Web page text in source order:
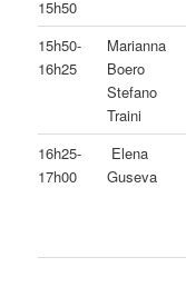
15h50
15h50-
16h25
Marianna
Boero
Stefano
Traini
16h25-
17h00
Elena
Guseva